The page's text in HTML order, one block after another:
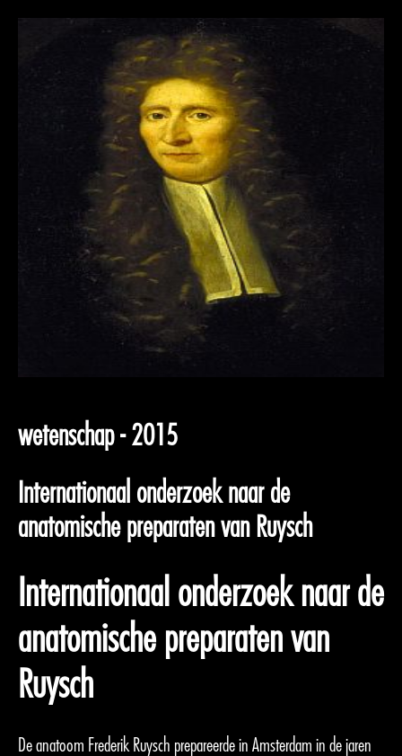
wetenschap - 2015
Internationaal onderzoek naar de
anatomische preparaten van Ruysch
Internationaal onderzoek naar de
anatomische preparaten van
Ruysch
De anatoom Frederik Ruysch prepareerde in Amsterdam in de jaren